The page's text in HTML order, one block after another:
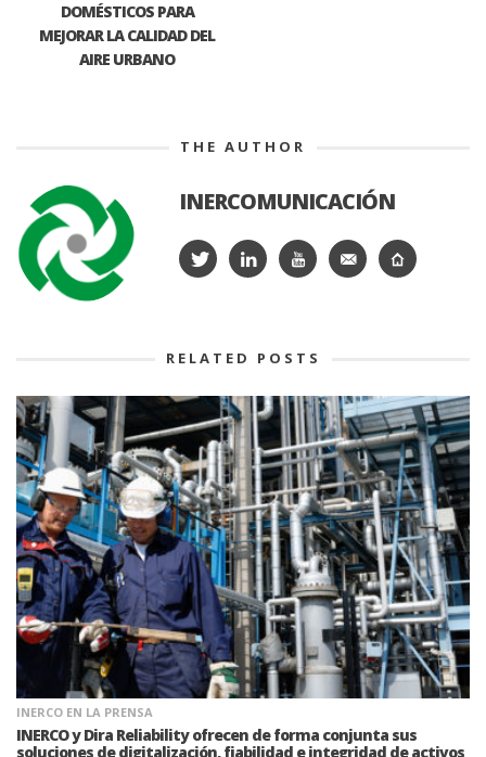
DOMÉSTICOS PARA
MEJORAR LA CALIDAD DEL
AIRE URBANO
THE AUTHOR
INERCOMUNICACIÓN
RELATED POSTS
INERCO EN LA PRENSA
INERCO y Dira Reliability ofrecen de forma conjunta sus
soluciones de digitalización, fiabilidad e integridad de activos